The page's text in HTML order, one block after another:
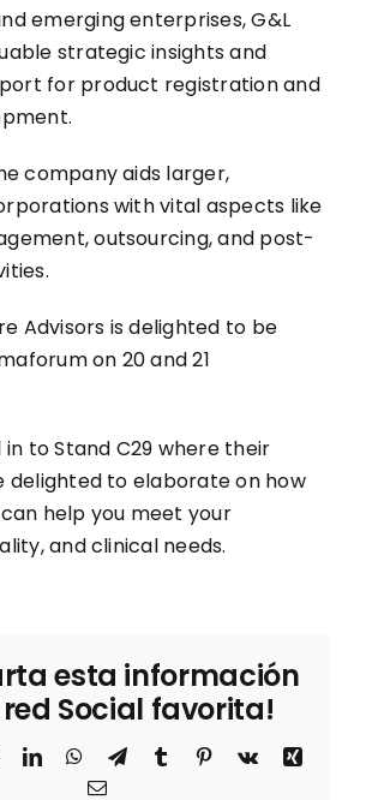
emerging enterprises, G&L
strategic insights and
for product registration and
company aids larger,
with vital aspects like
outsourcing, and post-
Advisors is delighted to be
on 20 and 21
in to Stand C29 where their
delighted to elaborate on how
help you meet your
and clinical needs.
esta información
Social favorita!
LinkedInWhatsApp
TelegramTumblr Pinterest
Vk
Xing
Correo